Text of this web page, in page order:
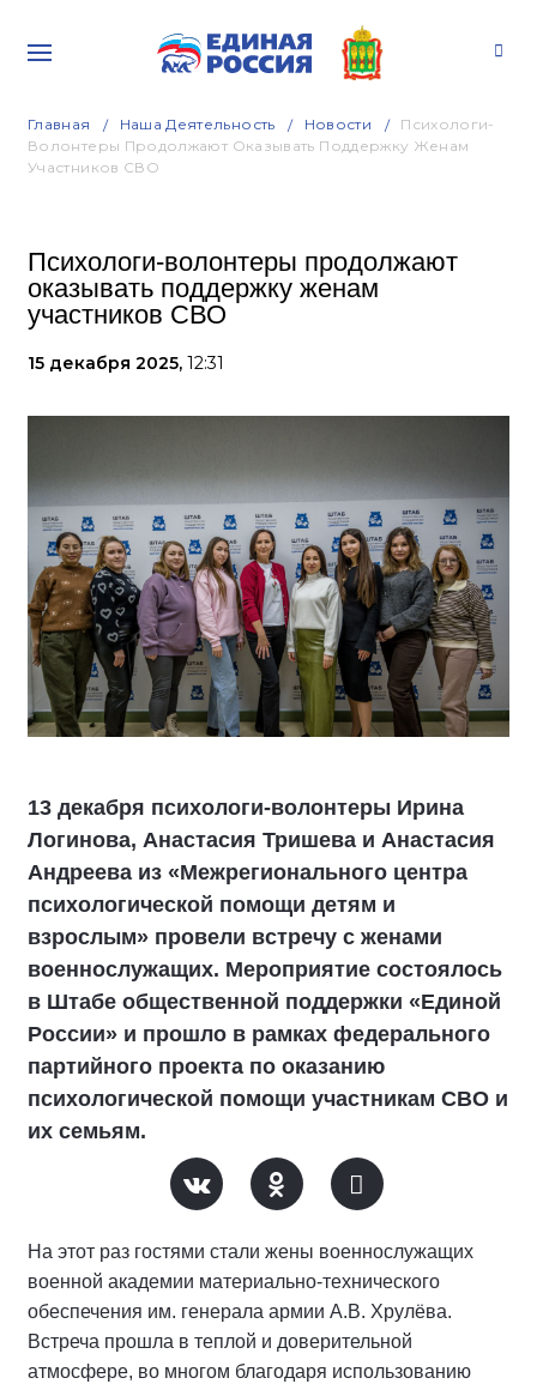
Главная Наша Деятельность Новости
Психологи-
Волонтеры Продолжают Оказывать Поддержку Женам
Участников СВО
Психологи-волонтеры продолжают
оказывать поддержку женам
участников СВО
15 декабря 2025, 12:31
13 декабря психологи-волонтеры Ирина
Логинова, Анастасия Тришева и Анастасия
Андреева из «Межрегионального центра
психологической помощи детям и
взрослым» провели встречу с женами
военнослужащих. Мероприятие состоялось
в Штабе общественной поддержки «Единой
России» и прошло в рамках федерального
партийного проекта по оказанию
психологической помощи участникам СВО и
их семьям.
На этот раз гостями стали жены военнослужащих
военной академии материально-технического
обеспечения им. генерала армии А.В. Хрулёва.
Встреча прошла в теплой и доверительной
атмосфере, во многом благодаря использованию